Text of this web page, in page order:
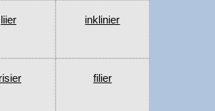
liier inklinier
filier